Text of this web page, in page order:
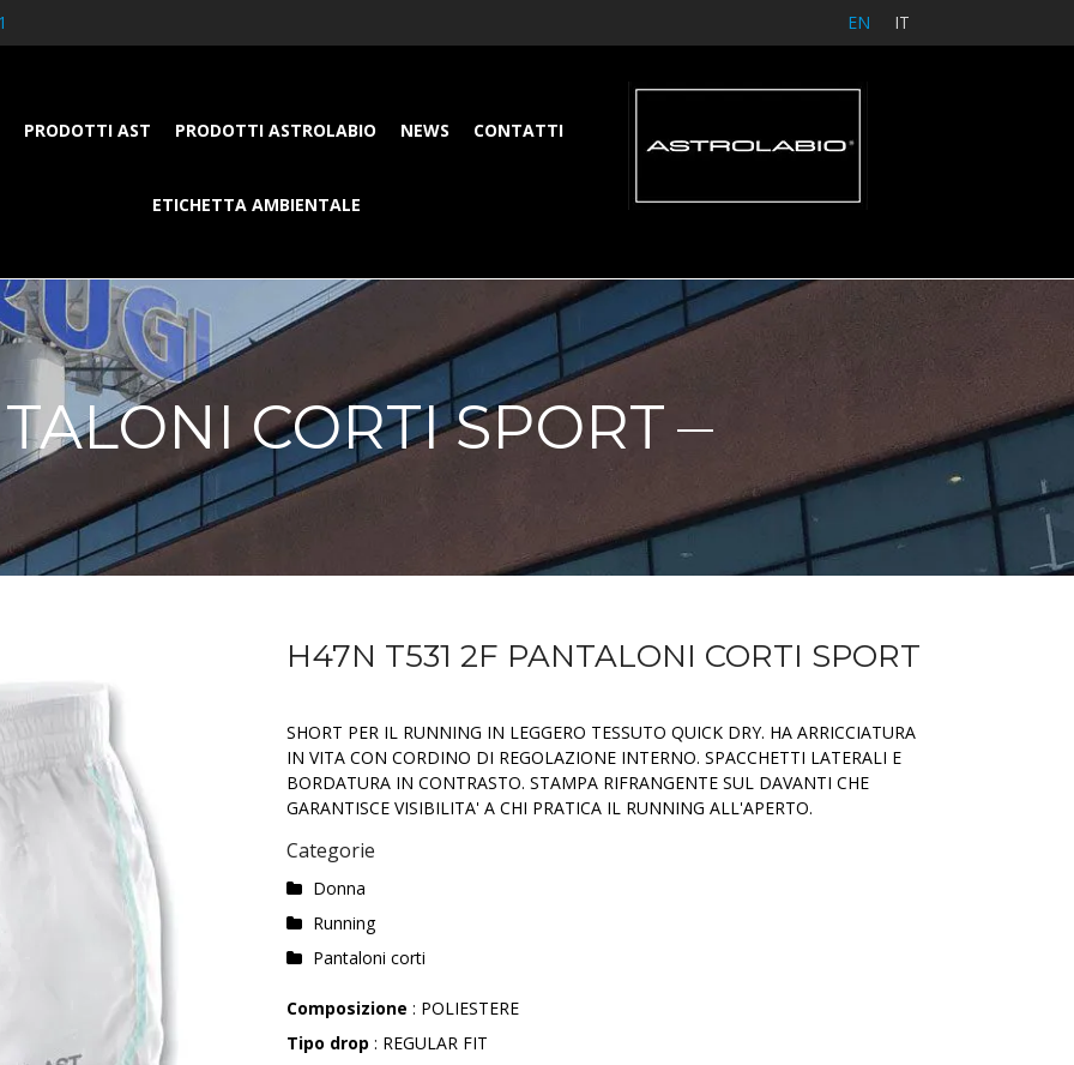
EN IT
PRODOTTI AST PRODOTTI ASTROLABIO NEWS CONTATTI
ETICHETTA AMBIENTALE
CORTI SPORT
H47N T531 2F PANTALONI CORTI SPORT
SHORT PER IL RUNNING IN LEGGERO TESSUTO QUICK DRY. HA ARRICCIATURA
IN VITA CON CORDINO DI REGOLAZIONE INTERNO. SPACCHETTI LATERALI E
BORDATURA IN CONTRASTO. STAMPA RIFRANGENTE SUL DAVANTI CHE
GARANTISCE VISIBILITA' A CHI PRATICA IL RUNNING ALL'APERTO.
Categorie
Donna
Running
Pantaloni corti
Composizione : POLIESTERE
Tipo drop : REGULAR FIT